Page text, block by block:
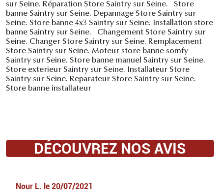
sur Seine. Réparation Store Saintry sur Seine. Store
banne Saintry sur Seine. Depannage Store Saintry sur
Seine. Store banne 4x3 Saintry sur Seine. Installation store
banne Saintry sur Seine. Changement Store Saintry sur
Seine. Changer Store Saintry sur Seine. Remplacement
Store Saintry sur Seine. Moteur store banne somfy
Saintry sur Seine. Store banne manuel Saintry sur Seine.
Store exterieur Saintry sur Seine. Installateur Store
Saintry sur Seine. Reparateur Store Saintry sur Seine.
Store banne installateur
DÉCOUVREZ NOS AVIS
Nour L. le 20/07/2021